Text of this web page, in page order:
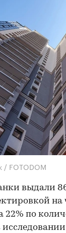
FOTODOM
выдали
22% по